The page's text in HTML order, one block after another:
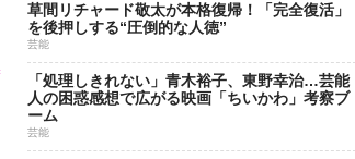
草間リチャード敬太が本格復帰！「完全復活」
を後押しする“圧倒的な人徳”
芸能
「処理しきれない」青木裕子、東野幸治…芸能
人の困惑感想で広がる映画「ちいかわ」考察ブ
ーム
芸能